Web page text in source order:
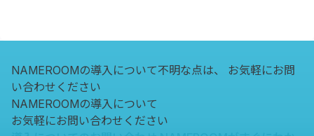
NAMEROOMの導入について不明な点は、
お気軽にお問
い合わせください
NAMEROOMの導入について
お気軽にお問い合わせください